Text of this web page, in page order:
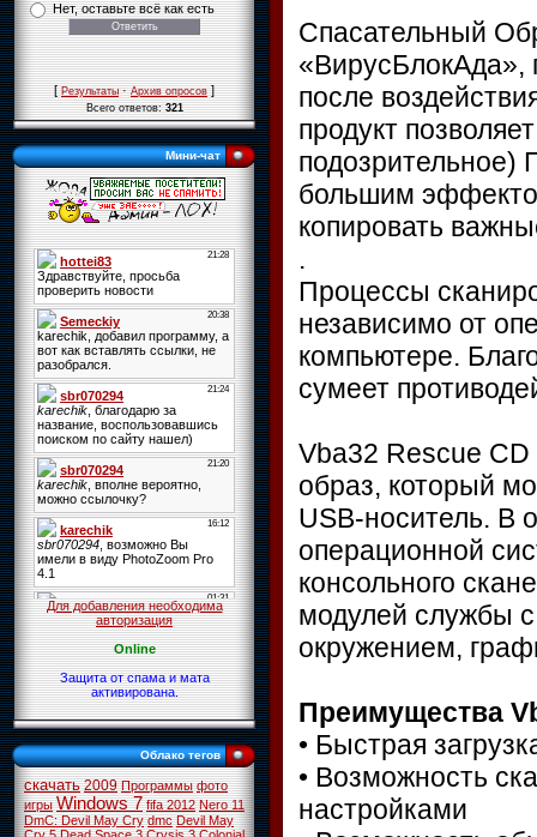
Нет, оставьте всё как есть
[Результаты·Архив опросов]
Всего ответов:321
Мини-чат
Для добавления необходима
авторизация
Online
Защита от спама и мата
активирована.
Облако тегов
скачать 2009 Программы фото
игры Windows 7 fifa 2012 Nero 11
DmC: Devil May Cry dmc Devil May
Спасательный
«ВирусБлокАда»,
после
продукт
подозрительное)
большим
копировать
.
Процессы
независимо от
компьютере.
сумеет
Vba32 Rescue CD
образ, который
USB-носитель. В
операционной
консольного
модулей службы
окружением,
Преимущества
• Быстрая
• Возможность
настройками